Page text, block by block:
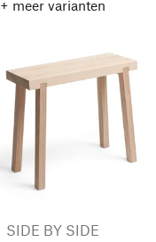
+ meer varianten
SIDE BY SIDE